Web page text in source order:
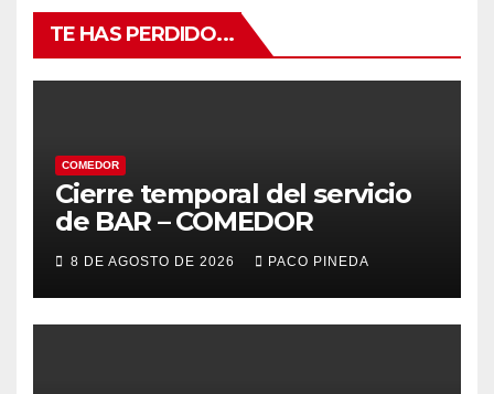
TE HAS PERDIDO...
COMEDOR
Cierre temporal del servicio
de BAR – COMEDOR
8 DE AGOSTO DE 2026 PACO PINEDA